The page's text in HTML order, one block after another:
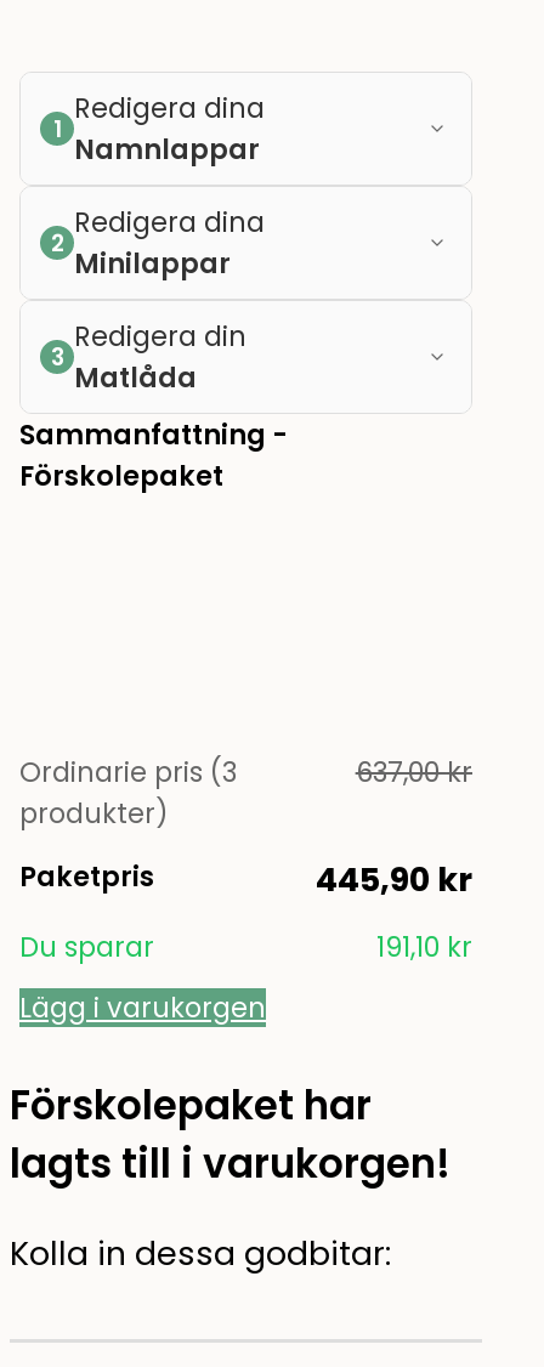
1
Redigera dina
Namnlappar
2
Redigera dina
Minilappar
3
Redigera din
Matlåda
Sammanfattning -
Förskolepaket
Ordinarie pris (3
produkter)
637,00kr
Paketpris 445,90 kr
Du sparar 191,10 kr
Lägg i varukorgen
förskolepaket har
lagts till i varukorgen!
Kolla in dessa godbitar: